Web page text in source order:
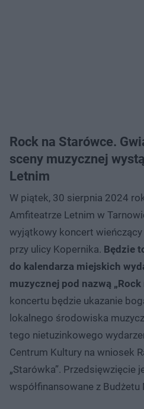
Rock na Starówce.
sceny muzycznej
Letnim
W piątek, 30 sierpnia 2024
Amfiteatrze Letnim w
wyjątkowy koncert
przy ulicy Kopernika. Będzie
do kalendarza miejskich
muzycznej pod nazwą „Rock
koncertu będzie ukazanie
lokalnego środowiska
tego nietuzinkowego
Centrum Kultury na wniosek
„Starówka”. Przedsięwzięcie
współfinansowane z Budżetu